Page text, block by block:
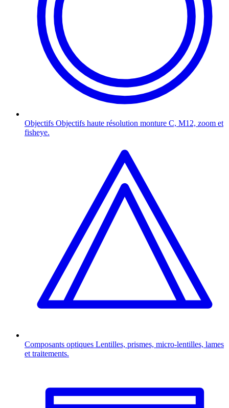
Objectifs Objectifs haute résolution monture C, M12, zoom et
fisheye.
Composants optiques Lentilles, prismes, micro-lentilles, lames
et traitements.